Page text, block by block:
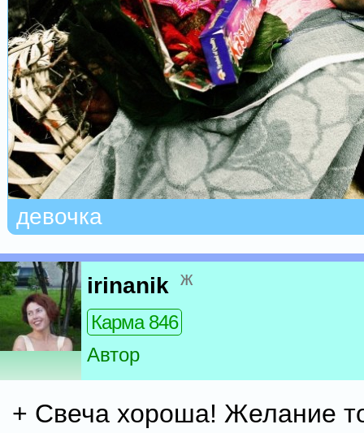
девочка
irinanik ж
Карма 846
Автор
+ Свеча хороша! Желание